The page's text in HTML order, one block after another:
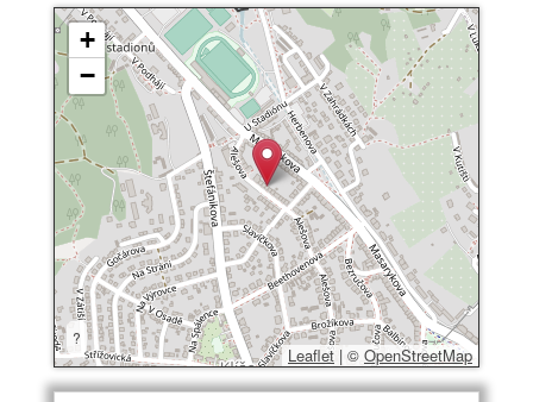
+
−
?
Leaflet | © OpenStreetMap